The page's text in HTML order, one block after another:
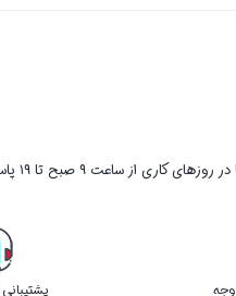
روزهای کاری از ساعت ۹ صبح تا ۱۹ پاسخگوی شما هستیم
پشتیبانی 9 صبح تا 19